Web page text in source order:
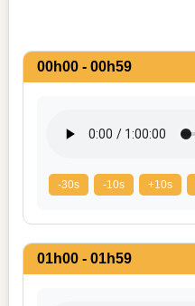
00h00 - 00h59
-30s -10s +10s
01h00 - 01h59